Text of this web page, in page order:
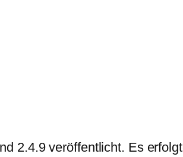
2.4.9 veröffentlicht. Es